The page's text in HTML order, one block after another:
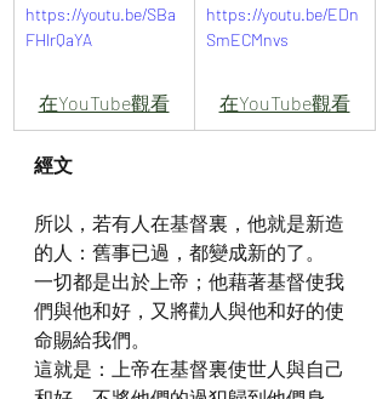
https://youtu.be/SBa
FHlrQaYA
在YouTube觀看
https://youtu.be/EDn
SmECMnvs
在YouTube觀看
經文
所以，若有人在基督裏，他就是新造
的人：舊事已過，都變成新的了。
一切都是出於上帝；他藉著基督使我
們與他和好，又將勸人與他和好的使
命賜給我們。
這就是：上帝在基督裏使世人與自己